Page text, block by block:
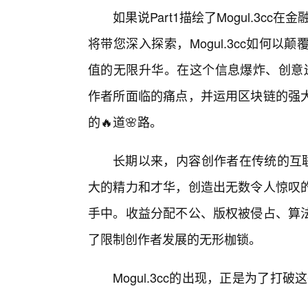
如果说Part1描绘了Mogul.3cc在金
将带您深入探索，Mogul.3cc如何以颠
值的无限升华。在这个信息爆炸、创
作者所面临的痛点，并运用区块链的
的🔥道🌸路。
长期以来，内容创作者在传统的互
大的精力和才华，创造出无数令人惊
手中。收益分配不公、版权被侵占、
了限制创作者发展的无形枷锁。
Mogul.3cc的出现，正是为了打破